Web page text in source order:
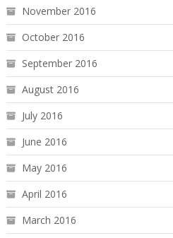
November 2016
October 2016
September 2016
August 2016
July 2016
June 2016
May 2016
April 2016
March 2016